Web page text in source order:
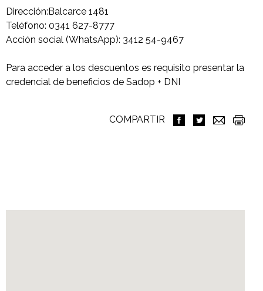
Dirección:Balcarce 1481
Teléfono: 0341 627-8777
Acción social (WhatsApp): 3412 54-9467
Para acceder a los descuentos es requisito presentar la
credencial de beneficios de Sadop + DNI
COMPARTIR